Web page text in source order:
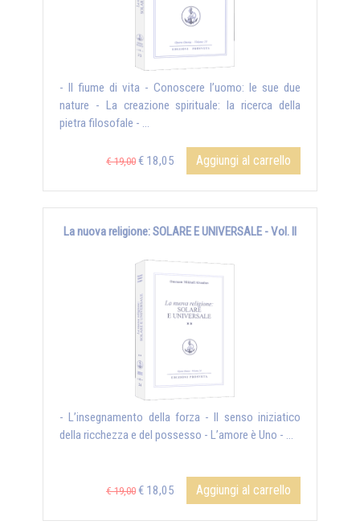
- Il fiume di vita - Conoscere l’uomo: le sue due
nature - La creazione spirituale: la ricerca della
pietra filosofale - ...
€ 19,00 € 18,05 Aggiungi al carrello
La nuova religione: SOLARE E UNIVERSALE - Vol. II
- L’insegnamento della forza - Il senso iniziatico
della ricchezza e del possesso - L’amore è Uno - ...
€ 19,00 € 18,05 Aggiungi al carrello